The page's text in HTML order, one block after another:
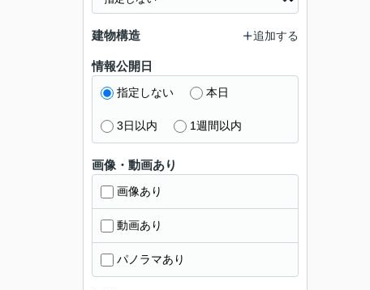
建物構造 追加する
情報公開日
指定しない 本日
3日以内 1週間以内
画像・動画あり
画像あり
動画あり
パノラマあり